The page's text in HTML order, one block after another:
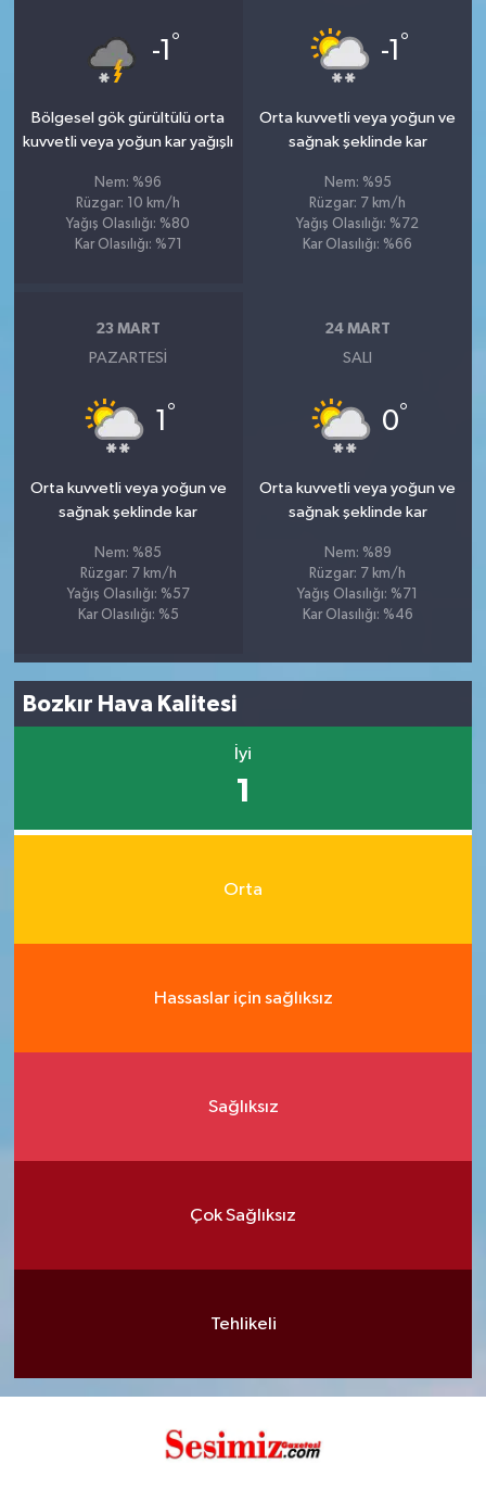
-1 °
Bölgesel gök gürültülü orta
kuvvetli veya yoğun kar yağışlı
Nem: %96
Rüzgar: 10 km/h
Yağış Olasılığı: %80
Kar Olasılığı: %71
-1 °
Orta kuvvetli veya yoğun ve
sağnak şeklinde kar
Nem: %95
Rüzgar: 7 km/h
Yağış Olasılığı: %72
Kar Olasılığı: %66
23 MART
PAZARTESI
1 °
Orta kuvvetli veya yoğun ve
sağnak şeklinde kar
Nem: %85
Rüzgar: 7 km/h
Yağış Olasılığı: %57
Kar Olasılığı: %5
24 MART
SALI
0°
Orta kuvvetli veya yoğun ve
sağnak şeklinde kar
Nem: %89
Rüzgar: 7 km/h
Yağış Olasılığı: %71
Kar Olasılığı: %46
Bozkır Hava Kalitesi
İyi
1
Orta
Hassaslar için sağlıksız
Sağlıksız
Çok Sağlıksız
Tehlikeli